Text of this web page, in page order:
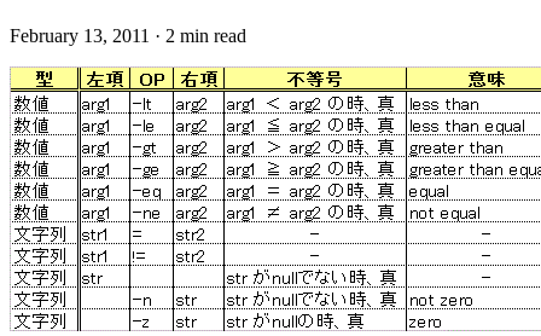
February 13, 2011 · 2 min read